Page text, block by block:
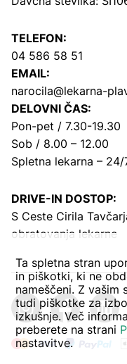
TELEFON:
04 586 58 51
EMAIL:
narocila@lekarna-
DELOVNI ČAS:
Pon-pet / 7.30-19.30
Sob / 8.00 – 12.00
Spletna lekarna – 24/
DRIVE-IN DOSTOP:
S Ceste Cirila
obratovanja lekarne
Ta spletna stran
in piškotki, ki ne
nameščeni. Z vašim
tudi piškotke za
izkušnje. Več
preberete na strani
nastavitve.